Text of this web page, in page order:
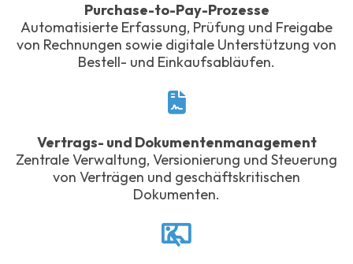
Purchase-to-Pay-Prozesse
Automatisierte Erfassung, Prüfung und Freigabe
von Rechnungen sowie digitale Unterstützung von
Bestell- und Einkaufsabläufen.
Vertrags- und Dokumentenmanagement
Zentrale Verwaltung, Versionierung und Steuerung
von Verträgen und geschäftskritischen
Dokumenten.